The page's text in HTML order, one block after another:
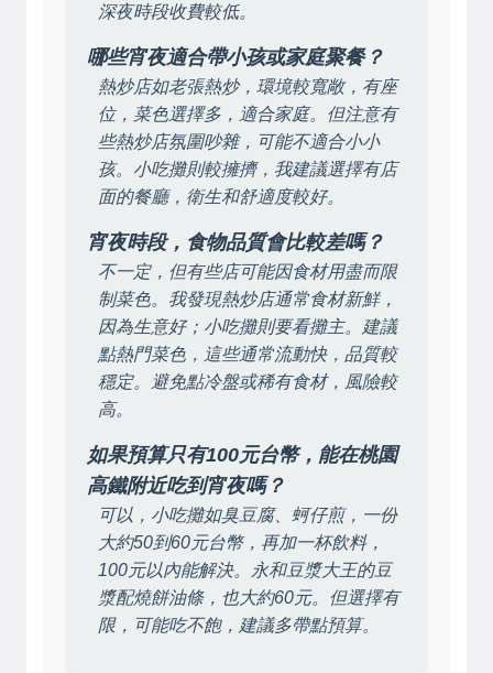
深夜時段收費較低。
哪些宵夜適合帶小孩或家庭聚餐？
熱炒店如老張熱炒，環境較寬敞，有座
位，菜色選擇多，適合家庭。但注意有
些熱炒店氛圍吵雜，可能不適合小小
孩。小吃攤則較擁擠，我建議選擇有店
面的餐廳，衛生和舒適度較好。
宵夜時段，食物品質會比較差嗎？
不一定，但有些店可能因食材用盡而限
制菜色。我發現熱炒店通常食材新鮮，
因為生意好；小吃攤則要看攤主。建議
點熱門菜色，這些通常流動快，品質較
穩定。避免點冷盤或稀有食材，風險較
高。
如果預算只有100元台幣，能在桃園
高鐵附近吃到宵夜嗎？
可以，小吃攤如臭豆腐、蚵仔煎，一份
大約50到60元台幣，再加一杯飲料，
100元以內能解決。永和豆漿大王的豆
漿配燒餅油條，也大約60元。但選擇有
限，可能吃不飽，建議多帶點預算。